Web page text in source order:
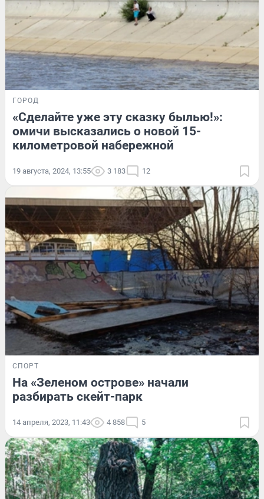
ГОРОД
«Сделайте уже эту сказку былью!»:
омичи высказались о новой 15-
километровой набережной
19 августа, 2024, 13:55 3 183 12
СПОРТ
На «Зеленом острове» начали
разбирать скейт-парк
14 апреля, 2023, 11:43 4 858 5